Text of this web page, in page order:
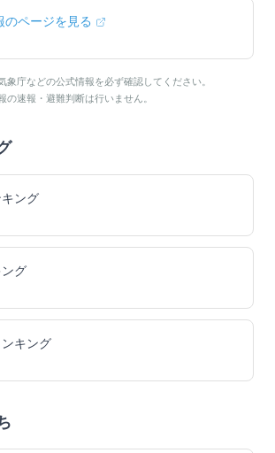
のページを見る
庁などの公式情報を必ず確認してください。
速報・避難判断は行いません。
ング
グ
キング